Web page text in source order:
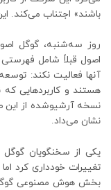
باشند» اجتناب
روز سه‌شنبه، گوگل
اصول قبلاً شامل
آنها فعالیت نکند:
هستند و کاربردهایی که
نسخه آرشیوشده از
نشان می‌داد.
یکی از سخنگویان
تغییرات خودداری کرد
بخش هوش مصنوعی گوگل